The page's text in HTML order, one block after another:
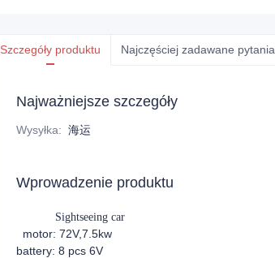
Szczegóły produktu Najczęściej zadawane pytania
Najważniejsze szczegóły
Wysyłka: 海运
Wprowadzenie produktu
Sightseeing car
motor: 72V,7.5kw
battery: 8 pcs 6V